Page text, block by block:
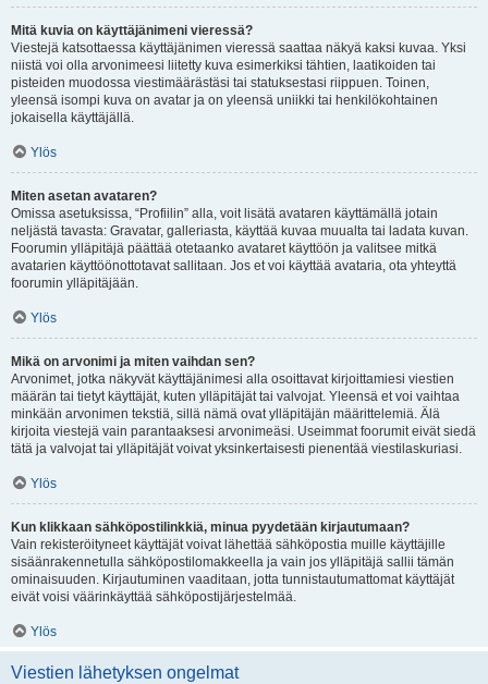
Mitä kuvia on käyttäjänimeni vieressä?
Viestejä katsottaessa käyttäjänimen vieressä saattaa näkyä kaksi kuvaa. Yksi
niistä voi olla arvonimeesi liitetty kuva esimerkiksi tähtien, laatikoiden tai
pisteiden muodossa viestimäärästäsi tai statuksestasi riippuen. Toinen,
yleensä isompi kuva on avatar ja on yleensä uniikki tai henkilökohtainen
jokaisella käyttäjällä.
Ylös
Miten asetan avataren?
Omissa asetuksissa, “Profiilin” alla, voit lisätä avataren käyttämällä jotain
neljästä tavasta: Gravatar, galleriasta, käyttää kuvaa muualta tai ladata kuvan.
Foorumin ylläpitäjä päättää otetaanko avataret käyttöön ja valitsee mitkä
avatarien käyttöönottotavat sallitaan. Jos et voi käyttää avataria, ota yhteyttä
foorumin ylläpitäjään.
Ylös
Mikä on arvonimi ja miten vaihdan sen?
Arvonimet, jotka näkyvät käyttäjänimesi alla osoittavat kirjoittamiesi viestien
määrän tai tietyt käyttäjät, kuten ylläpitäjät tai valvojat. Yleensä et voi vaihtaa
minkään arvonimen tekstiä, sillä nämä ovat ylläpitäjän määrittelemiä. Älä
kirjoita viestejä vain parantaaksesi arvonimeäsi. Useimmat foorumit eivät siedä
tätä ja valvojat tai ylläpitäjät voivat yksinkertaisesti pienentää viestilaskuriasi.
Ylös
Kun klikkaan sähköpostilinkkiä, minua pyydetään kirjautumaan?
Vain rekisteröityneet käyttäjät voivat lähettää sähköpostia muille käyttäjille
sisäänrakennetulla sähköpostilomakkeella ja vain jos ylläpitäjä sallii tämän
ominaisuuden. Kirjautuminen vaaditaan, jotta tunnistautumattomat käyttäjät
eivät voisi väärinkäyttää sähköpostijärjestelmää.
Ylös
Viestien lähetyksen ongelmat